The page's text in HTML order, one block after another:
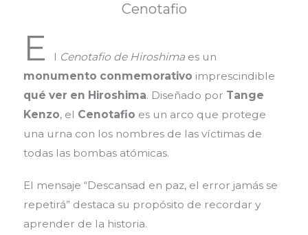
Cenotafio
E l Cenotafio de Hiroshimaes un
monumento conmemorativo imprescindible
qué ver en Hiroshima. Diseñado por Tange
Kenzo, el Cenotafio es un arco que protege
una urna con los nombres de las víctimas de
todas las bombas atómicas.
El mensaje “Descansad en paz, el error jamás se
repetirá” destaca su propósito de recordar y
aprender de la historia.